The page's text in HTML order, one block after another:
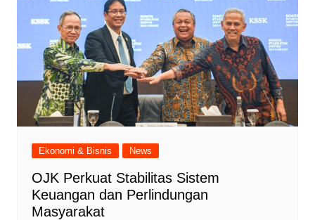
Ekonomi & Bisnis News
OJK Perkuat Stabilitas Sistem
Keuangan dan Perlindungan
Masyarakat